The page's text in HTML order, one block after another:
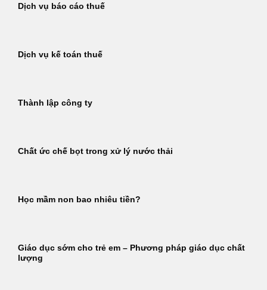
Dịch vụ báo cáo thuế
Dịch vụ kế toán thuế
Thành lập công ty
Chất ức chế bọt trong xử lý nước thải
Học mầm non bao nhiêu tiền?
Giáo dục sớm cho trẻ em – Phương pháp giáo dục chất
lượng